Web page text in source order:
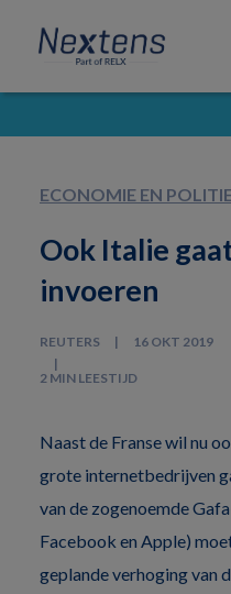
primary
navigation
content
footer
Nextens
Fiscaal
partner
van
ECONOMIE EN
Ook Italie
invoeren
REUTERS 16 OKT 2019
2 MIN LEESTIJD
Naast de Franse wil nu
grote internetbedrijven
van de zogenoemde
Facebook en Apple)
geplande verhoging van